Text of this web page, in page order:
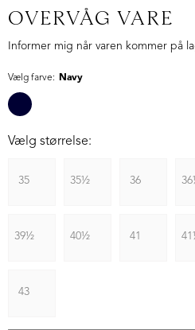
OVERVÅG VARE
Informer mig når varen kommer på
Vælg farve: Navy
Vælg størrelse:
35 35½ 36
39½ 40½ 41
43